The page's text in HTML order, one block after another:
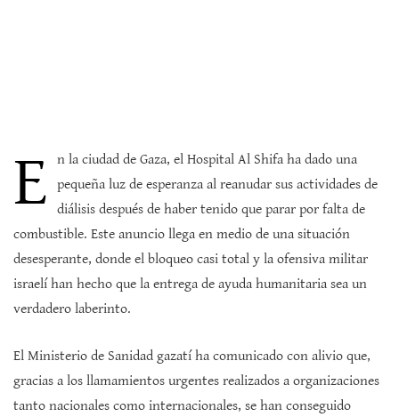
E
n la ciudad de Gaza, el Hospital Al Shifa ha dado una
pequeña luz de esperanza al reanudar sus actividades de
diálisis después de haber tenido que parar por falta de
combustible. Este anuncio llega en medio de una situación
desesperante, donde el bloqueo casi total y la ofensiva militar
israelí han hecho que la entrega de ayuda humanitaria sea un
verdadero laberinto.
El Ministerio de Sanidad gazatí ha comunicado con alivio que,
gracias a los llamamientos urgentes realizados a organizaciones
tanto nacionales como internacionales, se han conseguido